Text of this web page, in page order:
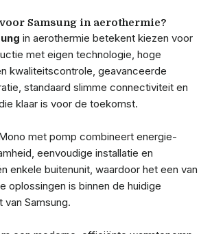
Samsung in aerothermie?
in aerothermie betekent kiezen voor
met eigen technologie, hoge
kwaliteitscontrole, geavanceerde
standaard slimme connectiviteit en
klaar is voor de toekomst.
met pomp combineert energie-
eenvoudige installatie en
enkele buitenunit, waardoor het een van
oplossingen is binnen de huidige
Samsung.